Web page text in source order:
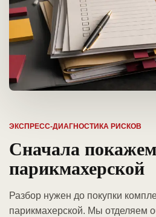
ЭКСПРЕСС-ДИАГНОСТИКА РИСКОВ
Сначала
парикмахерской
Разбор нужен до покупки
парикмахерской. Мы отделяем